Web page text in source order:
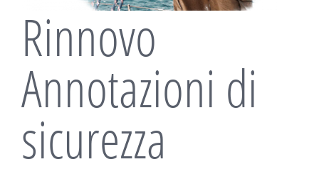
Rinnovo
Annotazioni di
sicurezza